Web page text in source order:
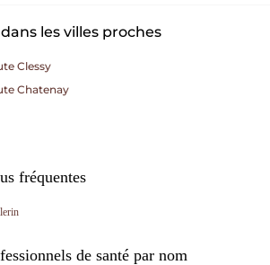
les villes proches
Clessy
Chatenay
fréquentes
de santé par nom